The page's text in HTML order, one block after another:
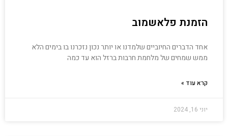
הזמנת פלאשמוב
אחד הדברים החיוביים שלמדנו או יותר נכון נזכרנו בו בימים הלא
ממש שמחים של מלחמת חרבות ברזל הוא עד כמה
קרא עוד »
יוני 16, 2024